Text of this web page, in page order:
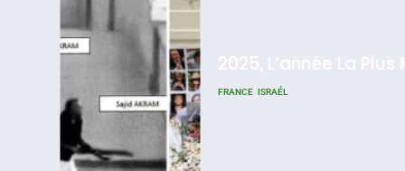
FRANCE ISRAÉL